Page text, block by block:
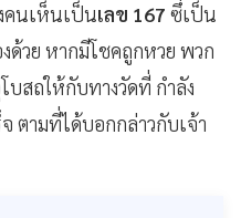
คนเห็นเป็นเลข 167 ซึ่เป็น
ด้วย หากมีโชคถูกหวย พวก
สถให้กับทางวัดที่ กำลัง
ตามที่ได้บอกกล่าวกับเจ้า